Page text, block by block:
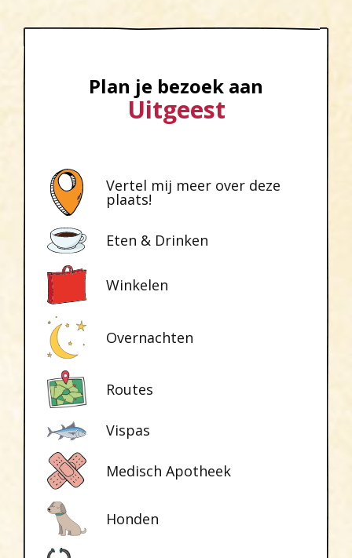
Plan je bezoek aan
Uitgeest
Vertel mij meer over deze
plaats!
Eten & Drinken
Winkelen
Overnachten
Routes
Vispas
Medisch Apotheek
Honden